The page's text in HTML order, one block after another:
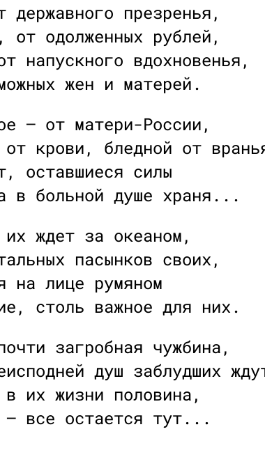
державного презренья,
от одолженных рублей,
напускного вдохновенья,
жен и матерей.
— от матери-России,
от крови, бледной от
оставшиеся силы
в больной душе храня...
ждет за океаном,
пасынков своих,
на лице румяном
столь важное для них.
загробная чужбина,
душ заблудших
их жизни половина,
— все остается тут...